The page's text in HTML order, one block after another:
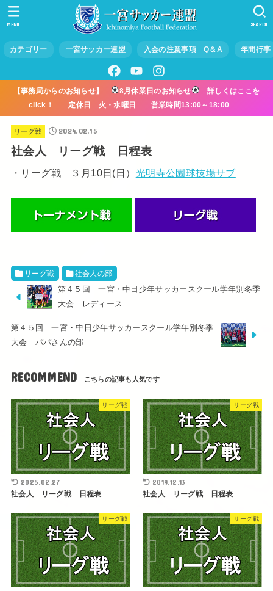
カテゴリー 一宮サッカー連盟 入会の注意事項 Q＆A 年間行事
SEARCH
MENU
【事務局からのお知らせ】 8月休業日のお知らせ
詳しくはここを
click！ 定休日 火・水曜日 営業時間13:00～18:00
リーグ戦 2024.02.15
社会人 リーグ戦 日程表
・リーグ戦 ３月10日(日） 光明寺公園球技場サブ
リーグ戦 社会人の部
第４５回 一宮・中日少年サッカースクール学年別冬季
大会 レディース
第４５回 一宮・中日少年サッカースクール学年別冬季
大会 パパさんの部
RECOMMEND
リーグ戦
2025.02.27
社会人 リーグ戦 日程表
リーグ戦
2019.12.13
社会人 リーグ戦 日程表
リーグ戦 リーグ戦